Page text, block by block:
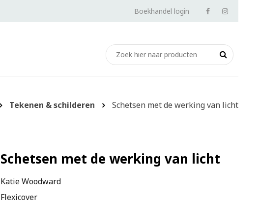
Boekhandel login
Tekenen & schilderen Schetsen met de werking van licht
Schetsen met de werking van licht
Katie Woodward
Flexicover